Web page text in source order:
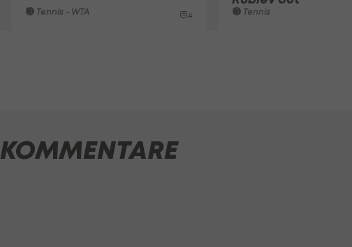
Tennis - WTA 4 Tennis
KOMMENTARE